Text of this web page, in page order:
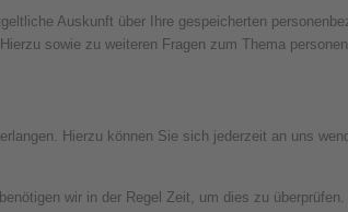
Auskunft über Ihre gespeicherten
sowie zu weiteren Fragen zum Thema
Hierzu können Sie sich jederzeit an uns
wir in der Regel Zeit, um dies zu